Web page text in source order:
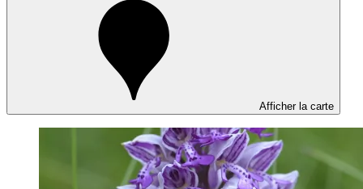
Afficher la carte